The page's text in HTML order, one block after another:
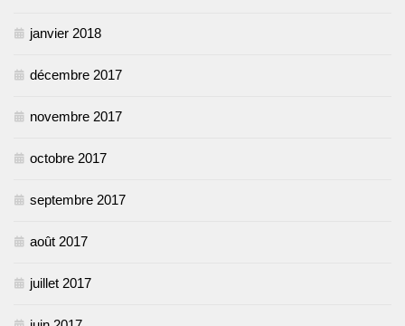
janvier 2018
décembre 2017
novembre 2017
octobre 2017
septembre 2017
août 2017
juillet 2017